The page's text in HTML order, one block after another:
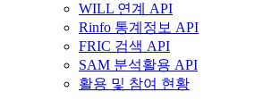
WILL 연계 API
Rinfo 통계정보 API
FRIC 검색 API
SAM 분석활용 API
활용 및 참여 현황